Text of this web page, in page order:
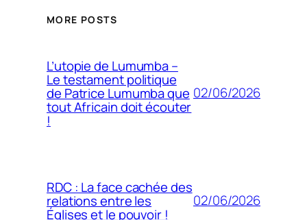
MORE POSTS
L’utopie de Lumumba –
Le testament politique
de Patrice Lumumba que
tout Africain doit écouter
!
02/06/2026
RDC : La face cachée des
relations entre les
Églises et le pouvoir !
02/06/2026